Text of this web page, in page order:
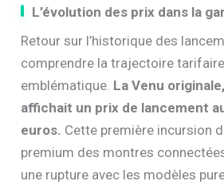
L’évolution des prix dans la
Retour sur l’historique des
comprendre la trajectoire
emblématique. La Venu
affichait un prix de lancement
euros. Cette première incursion
premium des montres
une rupture avec les modèles